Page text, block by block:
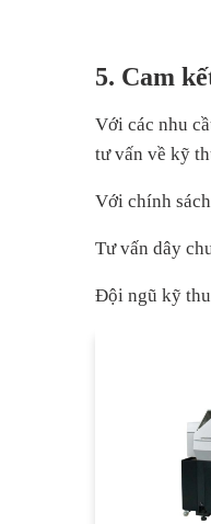
5. Cam
Với các nhu
tư vấn về kỹ
Với chính
Tư vấn dây
Đội ngũ kỹ